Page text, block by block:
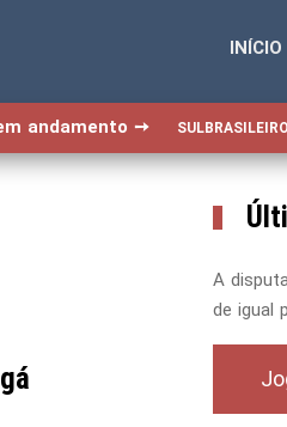
INÍCIO
andamento ➙
A
de igual